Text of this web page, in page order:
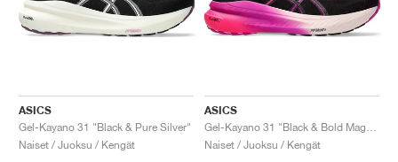
ASICS
Gel-Kayano 31 "Black & Pure Silver"
Naiset / Juoksu / Kengät
ASICS
Naiset / Juoksu / Kengät